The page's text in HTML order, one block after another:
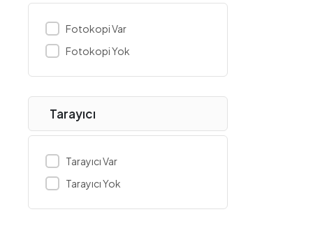
Hi-Level
High Power
Fotokopi Var
Fotokopi Yok
Tarayıcı
Tarayıcı Var
Tarayıcı Yok